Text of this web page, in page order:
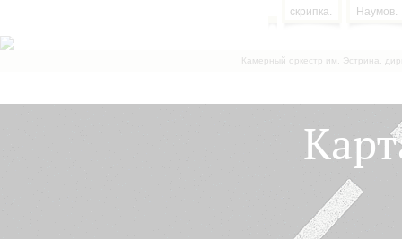
Камерный оркестр им. Эстрина,